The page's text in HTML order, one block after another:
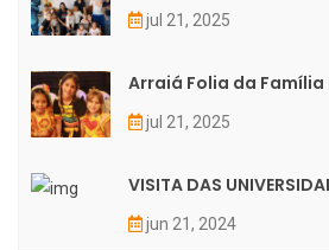
jul 21, 2025
Arraiá Folia da Família
jul 21, 2025
VISITA DAS
jun 21, 2024